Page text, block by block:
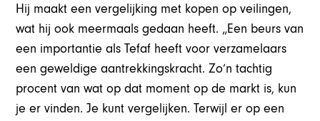
Hij maakt een vergelijking met kopen op veilingen,
wat hij ook meermaals gedaan heeft. „Een beurs van
een importantie als Tefaf heeft voor verzamelaars
een geweldige aantrekkingskracht. Zo’n tachtig
procent van wat op dat moment op de markt is, kun
je er vinden. Je kunt vergelijken. Terwijl er op een